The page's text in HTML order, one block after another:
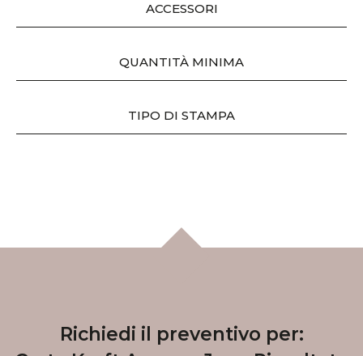
ACCESSORI
QUANTITÀ MINIMA
TIPO DI STAMPA
Richiedi il preventivo per: